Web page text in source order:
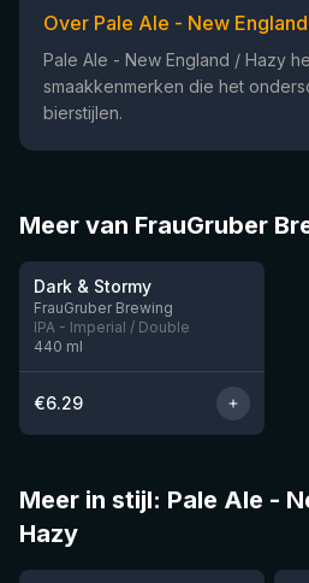
Over Pale Ale - New
Pale Ale - New England / Hazy
smaakkenmerken die het
bierstijlen.
Meer van FrauGruber
★3.88
Dark & Stormy
FrauGruber Brewing
IPA - Imperial / Double
440 ml
€6.29
Meer in stijl: Pale Ale -
Hazy
★3.72